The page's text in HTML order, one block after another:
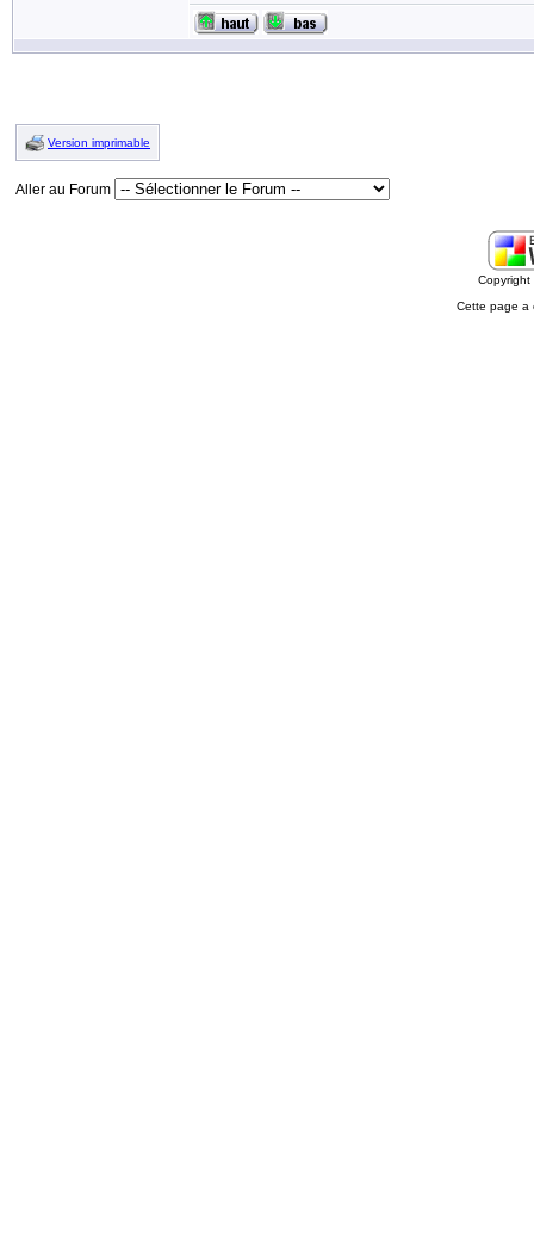
Version imprimable
Aller au Forum
Cette page a